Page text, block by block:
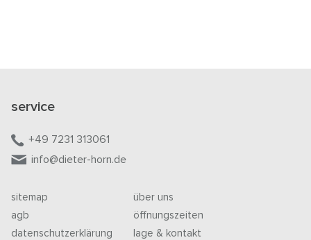
service
+49 7231 313061
info@dieter-horn.de
sitemap
agb
datenschutzerklärung
über uns
öffnungszeiten
lage & kontakt